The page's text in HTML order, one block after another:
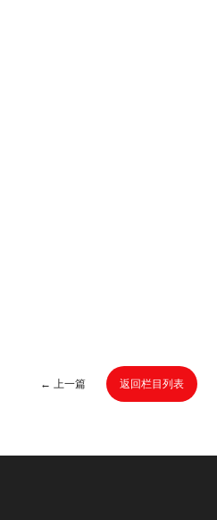
← 上一篇 返回栏目列表